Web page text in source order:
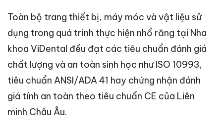
Toàn bộ trang thiết bị, máy móc và vật liệu sử
dụng trong quá trình thực hiện nhổ răng tại Nha
khoa ViDental đều đạt các tiêu chuẩn đánh giá
chất lượng và an toàn sinh học như ISO 10993,
tiêu chuẩn ANSI/ADA 41 hay chứng nhận đánh
giá tính an toàn theo tiêu chuẩn CE của Liên
minh Châu Âu.